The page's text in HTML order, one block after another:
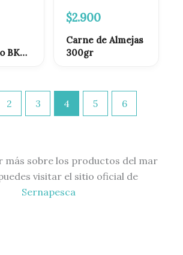
BKS
$2.900
Carne de Almejas
300gr
2 3 4 5 6
más sobre los productos del mar
visitar el sitio oficial de
Sernapesca